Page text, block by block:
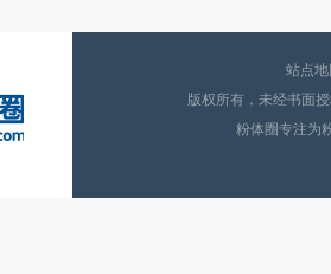
站点
版权所有，未经书面
粉体圈专注为